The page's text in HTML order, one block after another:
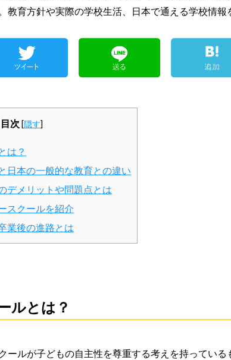
教育方針や実際の学校生活、日本で通える学校情報
目次 [隠す]
は？
日本の一般的な教育との違い
デメリットや問題点とは
スクールを紹介
業後の進路とは
ルとは？
ールが子どもの自主性を尊重する考えを持ってい